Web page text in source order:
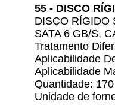
55 - DISCO
DISCO RÍGIDO
SATA 6 GB/S,
Tratamento
Aplicabilidade
Aplicabilidade
Quantidade: 170
Unidade de